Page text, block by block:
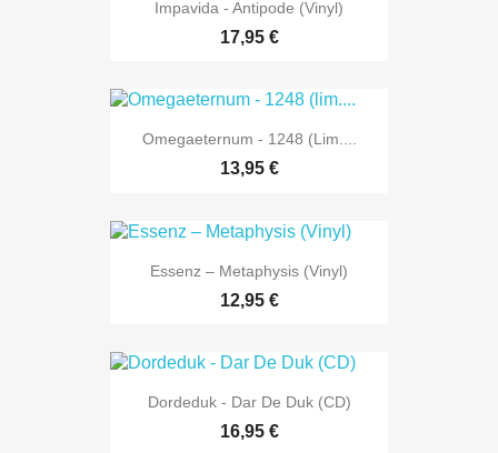
Impavida - Antipode (Vinyl)
17,95 €
Omegaeternum - 1248 (lim....
13,95 €
Essenz ‎– Metaphysis (Vinyl)
12,95 €
Dordeduk - Dar De Duk (CD)
16,95 €